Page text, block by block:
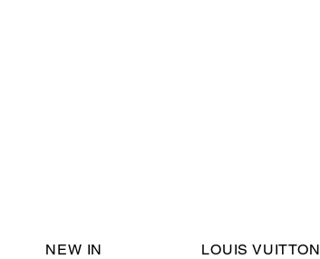
NEW IN LOUIS VUITTON